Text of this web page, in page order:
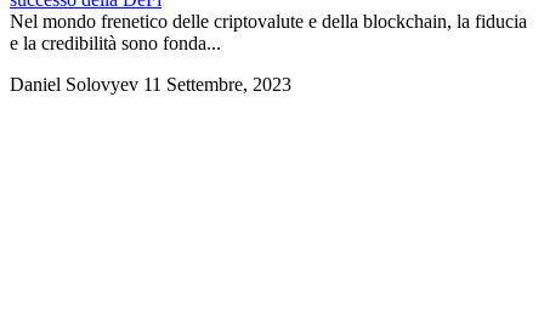
Nel mondo frenetico delle criptovalute e della blockchain, la fiducia
e la credibilità sono fonda...
Daniel Solovyev 11 Settembre, 2023